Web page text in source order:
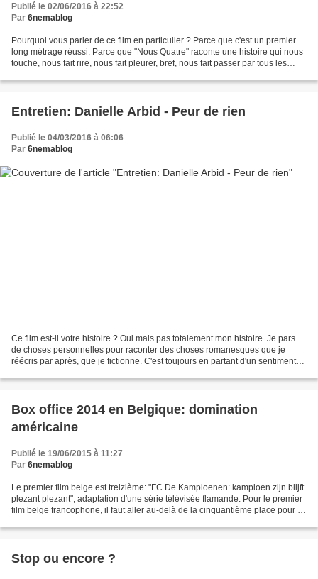
Publié le 02/06/2016 à 22:52
Par 6nemablog
Pourquoi vous parler de ce film en particulier ? Parce que c'est un premier
long métrage réussi. Parce que "Nous Quatre" raconte une histoire qui nous
touche, nous fait rire, nous fait pleurer, bref, nous fait passer par tous les
Entretien: Danielle Arbid - Peur de rien
Publié le 04/03/2016 à 06:06
Par 6nemablog
Ce film est-il votre histoire ? Oui mais pas totalement mon histoire. Je pars
de choses personnelles pour raconter des choses romanesques que je
réécris par après, que je fictionne. C'est toujours en partant d'un sentiment
Box office 2014 en Belgique: domination
américaine
Publié le 19/06/2015 à 11:27
Par 6nemablog
Le premier film belge est treizième: "FC De Kampioenen: kampioen zijn blijft
plezant plezant", adaptation d'une série télévisée flamande. Pour le premier
film belge francophone, il faut aller au-delà de la cinquantième place pour y
Stop ou encore ?